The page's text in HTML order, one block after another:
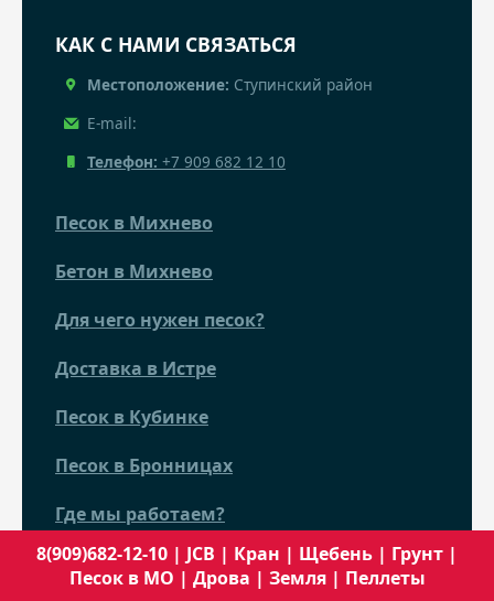
8(909)682-12-10 | JCB | Кран | Щебень | Грунт |
Песок в МО | Дрова | Земля| Пеллеты
КАК С НАМИ СВЯЗАТЬСЯ
Местоположение: Ступинский район
E-mail:
Телефон: +7 909 682 12 10
Песок в Михнево
Бетон в Михнево
Для чего нужен песок?
Доставка в Истре
Песок в Кубинке
Песок в Бронницах
Где мы работаем?
Партнеры